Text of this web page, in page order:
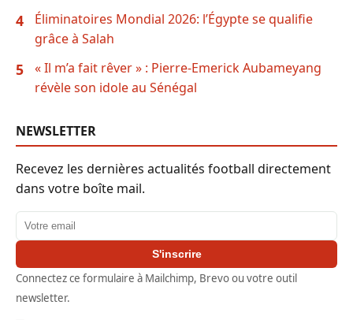
4
Éliminatoires Mondial 2026: l’Égypte se qualifie
grâce à Salah
5
« Il m’a fait rêver » : Pierre-Emerick Aubameyang
révèle son idole au Sénégal
NEWSLETTER
Recevez les dernières actualités football directement
dans votre boîte mail.
Adresse email
S'inscrire
Connectez ce formulaire à Mailchimp, Brevo ou votre outil
newsletter.